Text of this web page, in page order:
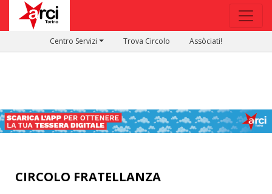
Centro Servizi Trova Circolo Assòciati!
CIRCOLO FRATELLANZA